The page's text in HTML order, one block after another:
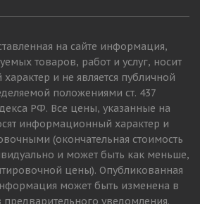
на сайте информация,
товаров, работ и услуг, носит
и не является публичной
положениями ст. 437
РФ. Все цены, указанные на
информационный характер и
(окончательная стоимость
и может быть как меньше,
цены). Опубликованная
может быть изменена в
уведомления.